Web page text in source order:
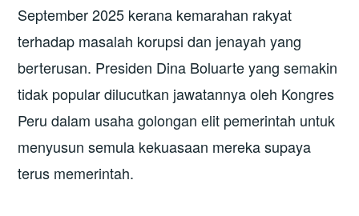
September 2025 kerana kemarahan rakyat
terhadap masalah korupsi dan jenayah yang
berterusan. Presiden Dina Boluarte yang semakin
tidak popular dilucutkan jawatannya oleh Kongres
Peru dalam usaha golongan elit pemerintah untuk
menyusun semula kekuasaan mereka supaya
terus memerintah.